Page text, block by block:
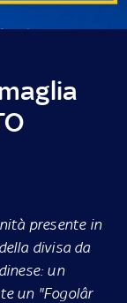
presente in
divisa da
un
un "Fogolâr